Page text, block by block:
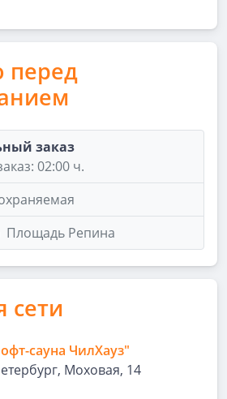
перед
заказ
02:00 ч.
Площадь Репина
сети
сауна ЧилХауз"
Моховая, 14